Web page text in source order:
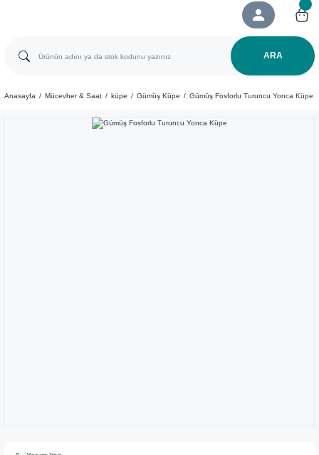
ARA
Anasayfa Mücevher & Saat küpe Gümüş Küpe ​Gümüş Fosforlu Turuncu Yonca Küpe